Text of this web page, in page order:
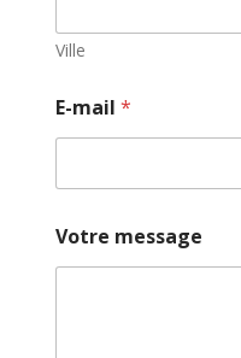
Ville
-
m
i
*
*
E-mail *
Votre message